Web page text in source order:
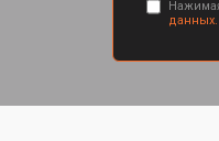
данных.